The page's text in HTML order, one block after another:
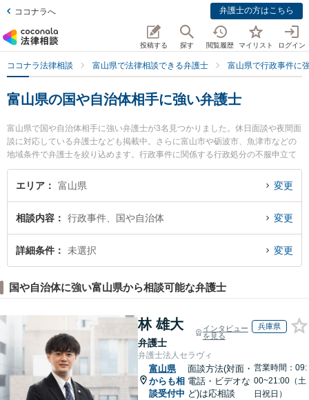
ココナラへ 弁護士の方はこちら
投稿する 探す 閲覧履歴 マイリスト ログイン
ココナラ法律相談 富山県で法律相談できる弁護士 富山県で行政事件に
富山県の国や自治体相手に強い弁護士
富山県で国や自治体相手に強い弁護士が3名見つかりました。休日面談や夜間面
談に対応している弁護士なども掲載中。さらに富山市や砺波市、魚津市などの
地域条件で弁護士を絞り込めます。行政事件に関係する行政処分の不服申立て
や住民訴訟、抗告訴訟（処分取り消し等）等の細かな分野での絞り込み検索も
でき便利です。特に山岸陽平法律事務所の山岸 陽平弁護士や高橋法律事務所の
国や自治体相手のトラブルを今すぐに弁護士に相談したい』『国や自治体相手
のトラブル解決の実績豊富な近くの弁護士を検索したい』『初回相談無料で国
や自治体相手を法律相談できる富山県内の弁護士に相談予約したい』などでお
エリア 富山県 変更
相談内容 行政事件、国や自治体 変更
詳細条件 未選択 変更
国や自治体に強い富山県から相談可能な弁護士
林 雄大
弁護士
インタビュー
を見る
兵庫県
弁護士法人セラヴィ
富山県
からも相
談受付中
面談方法(対面・
電話・ビデオな
ど)は応相談
営業時間：09:
00~21:00（土
日祝日）